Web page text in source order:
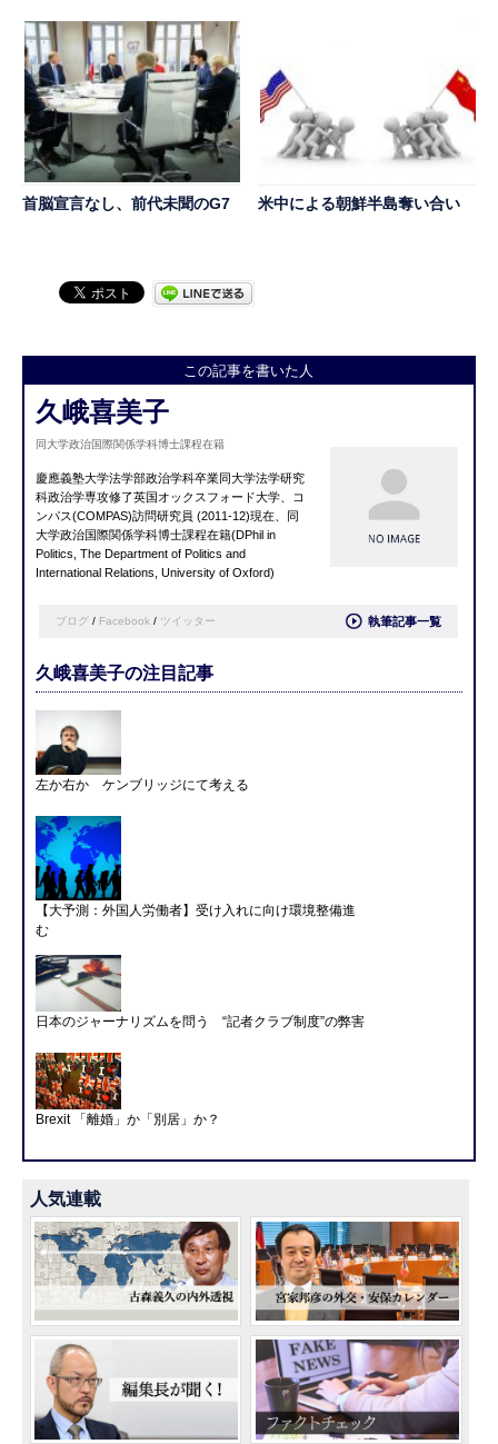
首脳宣言なし、前代未聞のG7 米中による朝鮮半島奪い合い
この記事を書いた人
久峨喜美子
同大学政治国際関係学科博士課程在籍
慶應義塾大学法学部政治学科卒業同大学法学研究
科政治学専攻修了英国オックスフォード大学、コ
ンパス(COMPAS)訪問研究員 (2011-12)現在、同
大学政治国際関係学科博士課程在籍(DPhil in
Politics, The Department of Politics and
International Relations, University of Oxford)
ブログ / Facebook / ツイッター 執筆記事一覧
久峨喜美子の注目記事
左か右か ケンブリッジにて考える
【大予測：外国人労働者】受け入れに向け環境整備進
む
日本のジャーナリズムを問う “記者クラブ制度”の弊害
Brexit 「離婚」か「別居」か？
人気連載